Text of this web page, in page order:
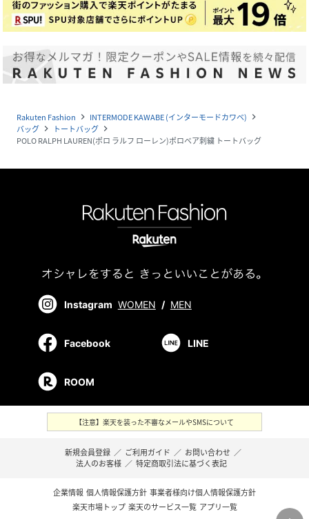
Rakuten Fashion navigate_next INTERMODE KAWABE (インターモードカワベ) navigate_next
バッグ navigate_next トートバッグ navigate_next
POLO RALPH LAUREN(ポロ ラルフ ローレン)ポロベア刺繍 トートバッグ
Instagram WOMEN / MEN
Facebook LINE
ROOM
【注意】楽天を装った不審なメールやSMSについて
新規会員登録 ／ ご利用ガイド ／ お問い合わせ ／
法人のお客様 ／ 特定商取引法に基づく表記
企業情報 個人情報保護方針 事業者様向け個人情報保護方針
楽天市場トップ 楽天のサービス一覧 アプリ一覧